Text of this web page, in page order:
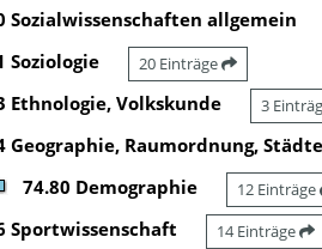
Sozialwissenschaften allgemein
Soziologie 20 Einträge
Ethnologie, Volkskunde 3
Geographie, Raumordnung,
74.80 Demographie 12 Einträge
Sportwissenschaft 14 Einträge